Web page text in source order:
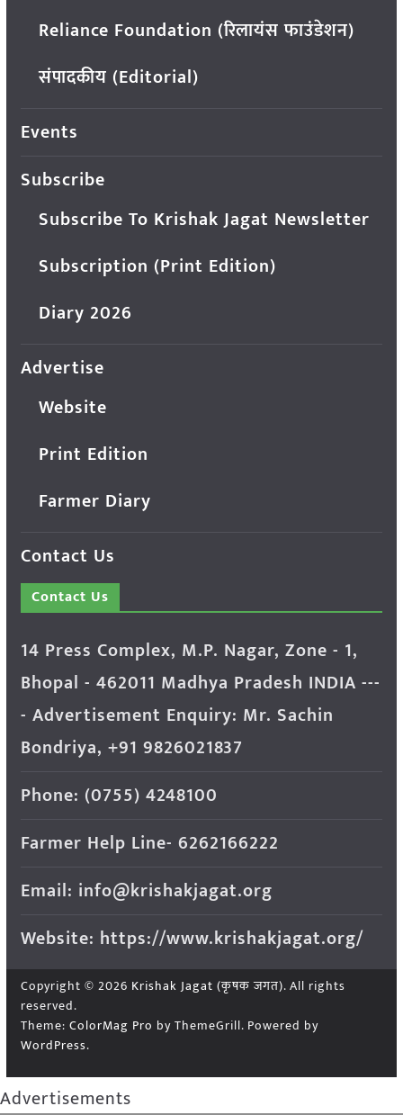
Reliance Foundation (रिलायंस फाउंडेशन)
संपादकीय (Editorial)
Events
Subscribe
Subscribe To Krishak Jagat Newsletter
Subscription (Print Edition)
Diary 2026
Advertise
Website
Print Edition
Farmer Diary
Contact Us
Contact Us
14 Press Complex, M.P. Nagar, Zone - 1,
Bhopal - 462011 Madhya Pradesh INDIA ---
- Advertisement Enquiry: Mr. Sachin
Bondriya, +91 9826021837
Phone: (0755) 4248100
Farmer Help Line- 6262166222
Email: info@krishakjagat.org
Website: https://www.krishakjagat.org/
Copyright © 2026 Krishak Jagat (कृषक जगत). All rights
reserved.
Theme: ColorMag Pro by ThemeGrill. Powered by
WordPress.
Advertisements